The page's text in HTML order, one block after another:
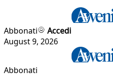
Abbonati
Accedi
August 9, 2026
Abbonati